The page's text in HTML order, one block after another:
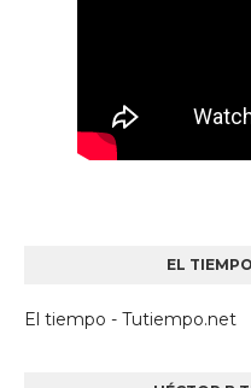
EL
El tiempo - Tutiempo.net